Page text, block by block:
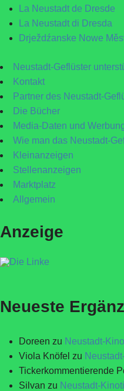
La Neustadt de Dresde
La Neustadt di Dresda
Drježdźanske Nowe
Neustadt-Geflüster
Kontakt
Partner des Neustadt-
Die Bücher
Media-Daten und
Wie man das Neustadt-
Kleinanzeigen
Stellenanzeigen
Marktplatz
Allgemein
Anzeige
Neueste
Doreen zu Neustadt-
Viola Knöfel zu
Tickerkommentierende
Silvan zu Neustadt-